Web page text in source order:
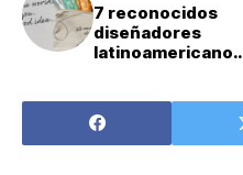
7 reconocidos
diseñadores
latinoamericanos
en el Ciclo de
Charlas de la
Semana del